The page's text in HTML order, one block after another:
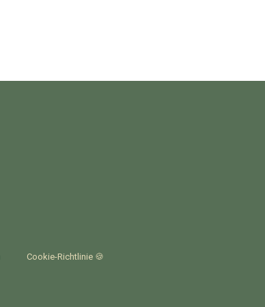
Cookie-Richtlinie 🍪